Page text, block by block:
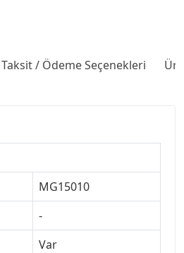
Taksit / Ödeme Seçenekleri
MG15010
-
Var